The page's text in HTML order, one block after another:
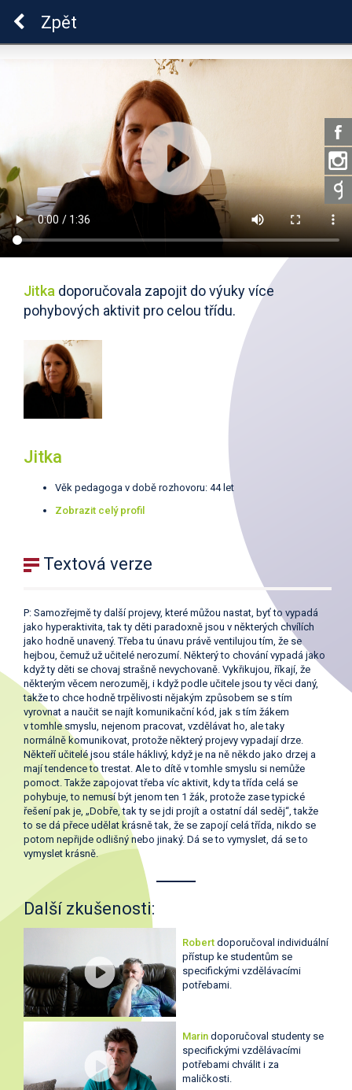
Zpět
Jitka doporučovala zapojit do výuky více
pohybových aktivit pro celou třídu.
Jitka
Věk pedagoga v době rozhovoru: 44 let
Zobrazit celý profil
Textová verze
P: Samozřejmě ty další projevy, které můžou nastat, byť to vypadá
jako hyperaktivita, tak ty děti paradoxně jsou v některých chvílích
jako hodně unavený. Třeba tu únavu právě ventilujou tím, že se
hejbou, čemuž už učitelé nerozumí. Některý to chování vypadá jako
když ty děti se chovaj strašně nevychovaně. Vykřikujou, říkají, že
některým věcem nerozuměj, i když podle učitele jsou ty věci daný,
takže to chce hodně trpělivosti nějakým způsobem se s tím
vyrovnat a naučit se najít komunikační kód, jak s tím žákem
v tomhle smyslu, nejenom pracovat, vzdělávat ho, ale taky
normálně komunikovat, protože některý projevy vypadají drze.
Někteří učitelé jsou stále háklivý, když je na ně někdo jako drzej a
mají tendence to trestat. Ale to dítě v tomhle smyslu si nemůže
pomoct. Takže zapojovat třeba víc aktivit, kdy ta třída celá se
pohybuje, to nemusí být jenom ten 1 žák, protože zase typické
řešení pak je, „Dobře, tak ty se jdi projít a ostatní dál seděj“, takže
to se dá přece udělat krásně tak, že se zapojí celá třída, nikdo se
potom nepřijde odlišný nebo jinaký. Dá se to vymyslet, dá se to
vymyslet krásně.
Další zkušenosti:
Robert doporučoval individuální
přístup ke studentům se
specifickými vzdělávacími
potřebami.
Marin doporučoval studenty se
specifickými vzdělávacími
potřebami chválit i za
maličkosti.